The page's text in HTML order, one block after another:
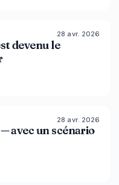
86% 86
28 avr. 2026
devenu le
86% 61
28 avr. 2026
avec un scénario